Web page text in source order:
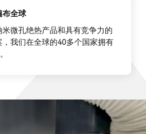
布全球
微孔绝热产品和具有竞争力的
我们在全球的40多个国家拥有